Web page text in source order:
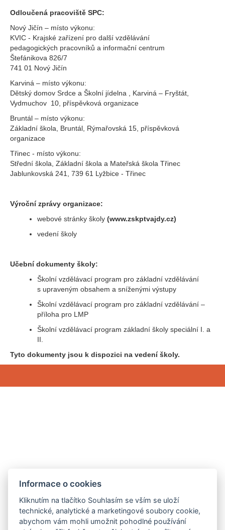
Odloučená pracoviště SPC:
Nový Jičín – místo výkonu:
KVIC - Krajské zařízení pro další vzdělávání
pedagogických pracovníků a informační centrum
Štefánikova 826/7
741 01 Nový Jičín
Karviná – místo výkonu:
Dětský domov Srdce a Školní jídelna , Karviná – Fryštát,
Vydmuchov 10, příspěvková organizace
Bruntál – místo výkonu:
Základní škola, Bruntál, Rýmařovská 15, příspěvková
organizace
Třinec - místo výkonu:
Střední škola, Základní škola a Mateřská škola Třinec
Jablunkovská 241, 739 61 Lyžbice - Třinec
Výroční zprávy organizace:
webové stránky školy (www.zskptvajdy.cz)
vedení školy
Učební dokumenty školy:
Školní vzdělávací program pro základní vzdělávání
s upraveným obsahem a sníženými výstupy
Školní vzdělávací program pro základní vzdělávání –
příloha pro LMP
Školní vzdělávací program základní školy speciální I. a
II.
Tyto dokumenty jsou k dispozici na vedení školy.
Informace o cookies
Kliknutím na tlačítko Souhlasím se vším se uloží
technické, analytické a marketingové soubory cookie,
abychom vám mohli umožnit pohodlné používání